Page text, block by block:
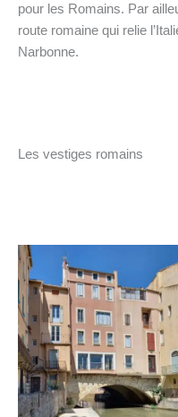
pour les Romains. Par
route romaine qui relie
Narbonne.
Les vestiges romains